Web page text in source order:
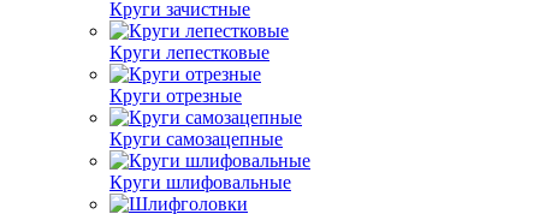
Круги зачистные
Круги лепестковые
Круги отрезные
Круги самозацепные
Круги шлифовальные